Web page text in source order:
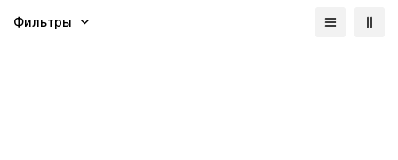
Фильтры